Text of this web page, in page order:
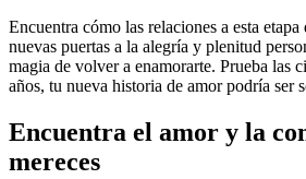
Encuentra cómo las relaciones a esta
nuevas puertas a la alegría y plenitud
magia de volver a enamorarte. Prueba las
años, tu nueva historia de amor podría ser
Encuentra el amor y la
mereces